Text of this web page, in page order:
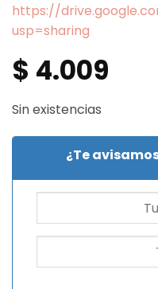
https://
usp=sharing
$ 4.009
Sin existencias
¿Te